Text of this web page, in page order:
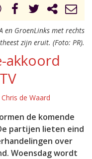
en GroenLinks met rechts
zijn eruit. (Foto: PR).
akkoord
Chris de Waard
de komende
partijen lieten eind
over
Woensdag wordt